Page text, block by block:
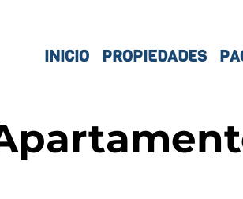
INICIO PROPIEDADES